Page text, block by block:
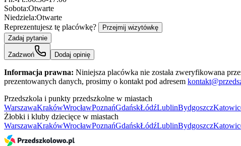
Sobota:Otwarte
Niedziela:Otwarte
Reprezentujesz tę placówkę?
Przejmij wizytówkę
Zadaj pytanie
Zadzwoń Dodaj opinię
Informacja prawna: Niniejsza placówka nie została zweryfikowana
prezentowanych danych, prosimy o kontakt pod adresem
Przedszkola i punkty przedszkolne w miastach
WarszawaKrakówWrocławPoznańGdańskŁódźLublinBydgoszcz
Żłobki i kluby dziecięce w miastach
WarszawaKrakówWrocławPoznańGdańskŁódźLublinBydgoszcz